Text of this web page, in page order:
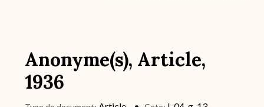
Anonyme(s), Article,
1936